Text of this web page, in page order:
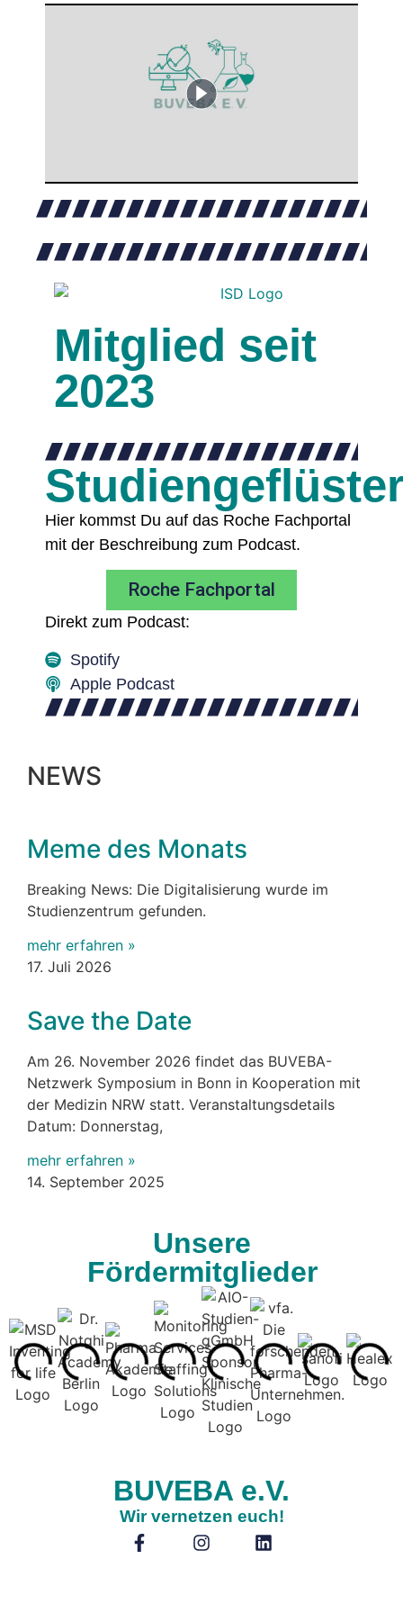
Mitglied seit
2023
Hier kommst Du auf das Roche Fachportal
mit der Beschreibung zum Podcast.
Roche Fachportal
Direkt zum Podcast:
Spotify
Apple Podcast
NEWS
Meme des Monats
Breaking News: Die Digitalisierung wurde im
Studienzentrum gefunden.
mehr erfahren »
17. Juli 2026
Save the Date
Am 26. November 2026 findet das BUVEBA-
Netzwerk Symposium in Bonn in Kooperation mit
der Medizin NRW statt. Veranstaltungsdetails
Datum: Donnerstag,
mehr erfahren »
14. September 2025
Unsere
Fördermitglieder
BUVEBA e.V.
Wir vernetzen euch!